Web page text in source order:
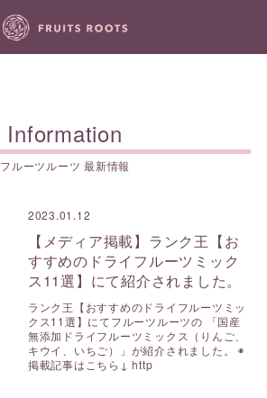
Information
フルーツルーツ 最新情報
2023.01.12
【メディア掲載】ランク王【お
すすめのドライフルーツミック
ス11選】にて紹介されました。
ランク王【おすすめのドライフルーツミッ
クス11選】にてフルーツルーツの 「国産
無添加ドライフルーツミックス（りんご、
キウイ、いちご）」が紹介されました。 ◉
掲載記事はこちら↓ http